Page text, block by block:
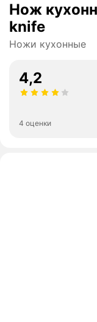
Нож
knife
Ножи кухонные
4,2
4 оценки